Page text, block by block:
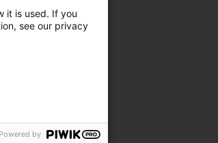
it is used. If you
see our privacy
Powered by